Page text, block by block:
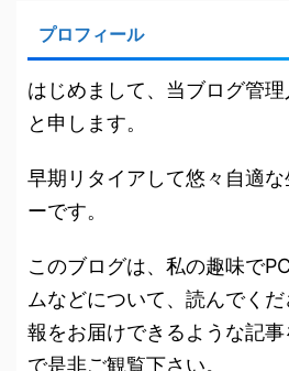
プロフィール
はじめまして、当ブログ管
と申します。
早期リタイアして悠々自適
ーです。
このブログは、私の趣味で
ムなどについて、読んでく
報をお届けできるような記
で是非ご観覧下さい。